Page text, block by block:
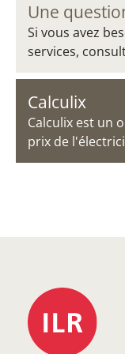
Une
Si vous avez
services,
Calculix
Calculix est un
prix de